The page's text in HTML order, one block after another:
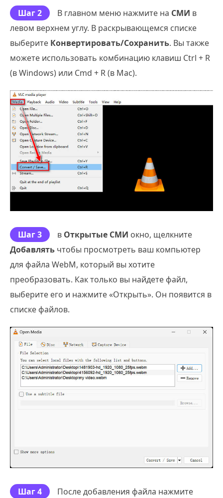
Шаг 2 В главном меню нажмите на СМИ в
левом верхнем углу. В раскрывающемся списке
выберите Конвертировать/Сохранить. Вы также
можете использовать комбинацию клавиш Ctrl + R
(в Windows) или Cmd + R (в Mac).
Шаг 3 в Открытые СМИ окно, щелкните
Добавлять чтобы просмотреть ваш компьютер
для файла WebM, который вы хотите
преобразовать. Как только вы найдете файл,
выберите его и нажмите «Открыть». Он появится в
списке файлов.
Шаг 4
После добавления файла нажмите